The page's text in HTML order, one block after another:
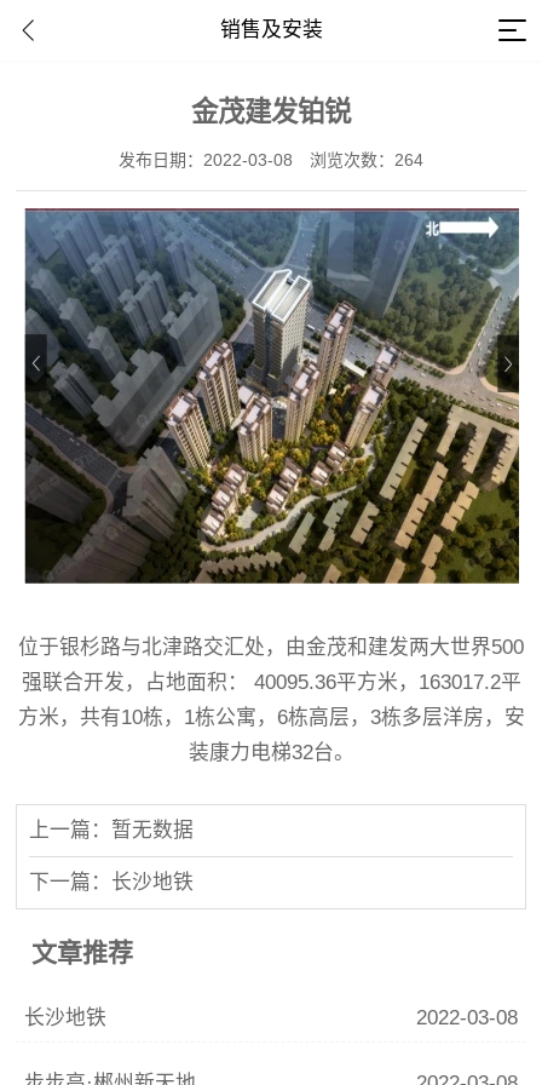
销售及安装
金茂建发铂锐
发布日期：2022-03-08 浏览次数：264
位于银杉路与北津路交汇处，由金茂和建发两大世界500
强联合开发，占地面积： 40095.36平方米，163017.2平
方米，共有10栋，1栋公寓，6栋高层，3栋多层洋房，安
装康力电梯32台。
上一篇：暂无数据
下一篇：长沙地铁
文章推荐
长沙地铁 2022-03-08